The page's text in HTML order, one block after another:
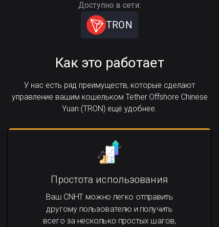
Доступно в сети:
TRON
Как это работает
У нас есть ряд преимуществ, которые сделают
управление вашим кошельком Tether Offshore Chinese
Yuan (TRON) ещё удобнее.
Простота использования
Ваш CNHT можно легко отправить
другому пользователю и получить
всего за несколько простых шагов,